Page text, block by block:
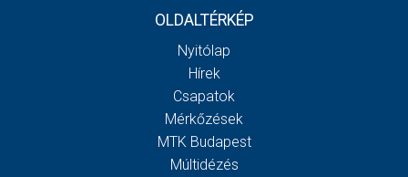
OLDALTÉRKÉP
Nyitólap
Hírek
Csapatok
Mérkőzések
MTK Budapest
Múltidézés